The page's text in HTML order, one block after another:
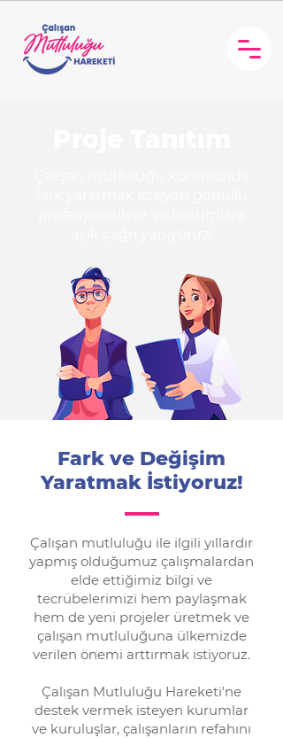
Fark ve Değişim
Yaratmak İstiyoruz!
Çalışan mutluluğu ile ilgili yıllardır
yapmış olduğumuz çalışmalardan
elde ettiğimiz bilgi ve
tecrübelerimizi hem paylaşmak
hem de yeni projeler üretmek ve
çalışan mutluluğuna ülkemizde
verilen önemi arttırmak istiyoruz.
Çalışan Mutluluğu Hareketi'ne
destek vermek isteyen kurumlar
ve kuruluşlar, çalışanların refahını